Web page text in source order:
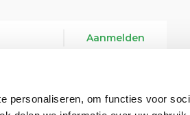
personaliseren, om functies voor
Aanmelden